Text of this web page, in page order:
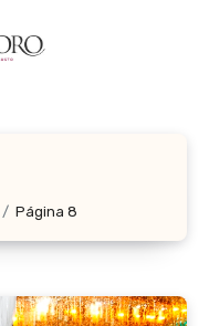
Página 8